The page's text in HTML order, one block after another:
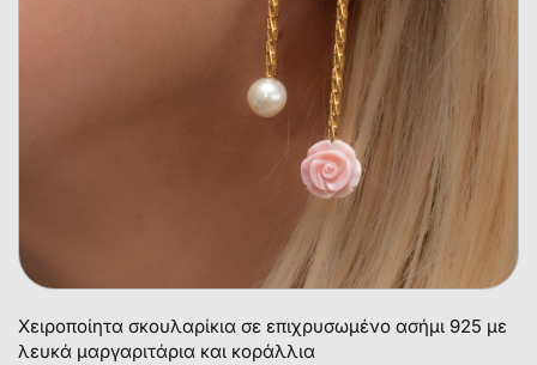
Χειροποίητα σκουλαρίκια σε επιχρυσωμένο ασήμι 925 με
λευκά μαργαριτάρια και κοράλλια